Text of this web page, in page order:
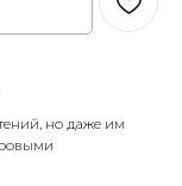
но даже им